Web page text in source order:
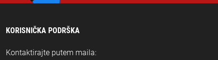
KORISNIČKA PODRŠKA
Kontaktirajte putem maila: